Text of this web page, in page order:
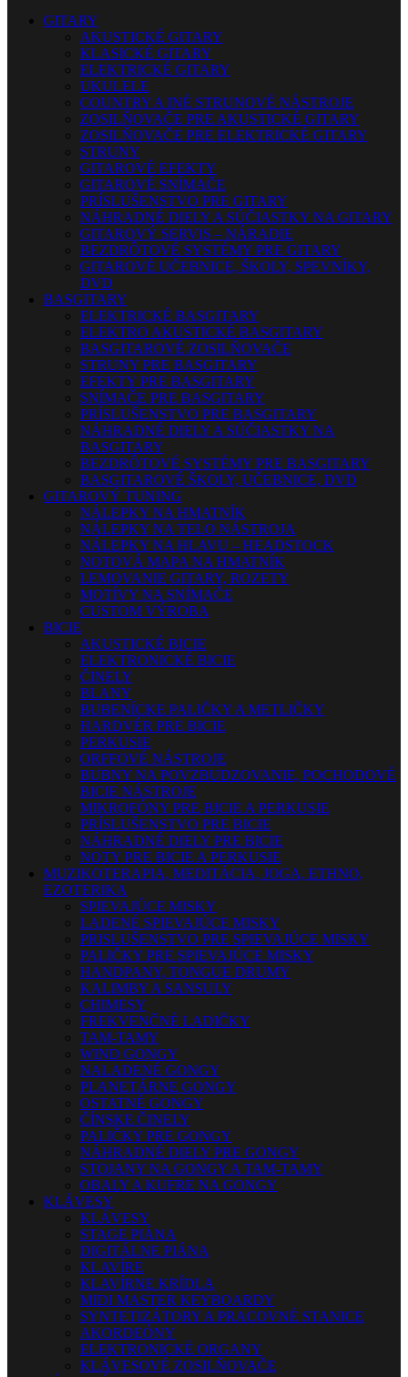
GITARY
AKUSTICKÉ GITARY
KLASICKÉ GITARY
ELEKTRICKÉ GITARY
UKULELE
COUNTRY A INÉ STRUNOVÉ NÁSTROJE
ZOSILŇOVAČE PRE AKUSTICKÉ GITARY
ZOSILŇOVAČE PRE ELEKTRICKÉ GITARY
STRUNY
GITAROVÉ EFEKTY
GITAROVÉ SNÍMAČE
PRÍSLUŠENSTVO PRE GITARY
NÁHRADNÉ DIELY A SÚČIASTKY NA GITARY
GITAROVÝ SERVIS – NÁRADIE
BEZDRÔTOVÉ SYSTÉMY PRE GITARY
GITAROVÉ UČEBNICE, ŠKOLY, SPEVNÍKY,
DVD
BASGITARY
ELEKTRICKÉ BASGITARY
ELEKTRO AKUSTICKÉ BASGITARY
BASGITAROVÉ ZOSILŇOVAČE
STRUNY PRE BASGITARY
EFEKTY PRE BASGITARY
SNÍMAČE PRE BASGITARY
PRÍSLUŠENSTVO PRE BASGITARY
NÁHRADNÉ DIELY A SÚČIASTKY NA
BASGITARY
BEZDRÔTOVÉ SYSTÉMY PRE BASGITARY
BASGITAROVÉ ŠKOLY, UČEBNICE, DVD
GITAROVÝ TUNING
NÁLEPKY NA HMATNÍK
NÁLEPKY NA TELO NÁSTROJA
NÁLEPKY NA HLAVU – HEADSTOCK
NOTOVÁ MAPA NA HMATNÍK
LEMOVANIE GITARY, ROZETY
MOTÍVY NA SNÍMAČE
CUSTOM VÝROBA
BICIE
AKUSTICKÉ BICIE
ELEKTRONICKÉ BICIE
ČINELY
BLANY
BUBENÍCKE PALIČKY A METLIČKY
HARDVÉR PRE BICIE
PERKUSIE
ORFFOVÉ NÁSTROJE
BUBNY NA POVZBUDZOVANIE, POCHODOVÉ
BICIE NÁSTROJE
MIKROFÓNY PRE BICIE A PERKUSIE
PRÍSLUŠENSTVO PRE BICIE
NÁHRADNÉ DIELY PRE BICIE
NOTY PRE BICIE A PERKUSIE
MUZIKOTERAPIA, MEDITÁCIA, JOGA, ETHNO,
EZOTERIKA
SPIEVAJÚCE MISKY
LADENÉ SPIEVAJÚCE MISKY
PRISLUŠENSTVO PRE SPIEVAJÚCE MISKY
PALIČKY PRE SPIEVAJÚCE MISKY
HANDPANY, TONGUE DRUMY
KALIMBY A SANSULY
CHIMESY
FREKVENČNÉ LADIČKY
TAM-TAMY
WIND GONGY
NALADENÉ GONGY
PLANETÁRNE GONGY
OSTATNÉ GONGY
ČÍNSKE ČINELY
PALIČKY PRE GONGY
NÁHRADNÉ DIELY PRE GONGY
STOJANY NA GONGY A TAM-TAMY
OBALY A KUFRE NA GONGY
KLÁVESY
KLÁVESY
STAGE PIÁNA
DIGITÁLNE PIÁNA
KLAVÍRE
KLAVÍRNE KRÍDLA
MIDI MASTER KEYBOARDY
SYNTETIZÁTORY A PRACOVNÉ STANICE
AKORDEÓNY
ELEKTRONICKÉ ORGANY
KLÁVESOVÉ ZOSILŇOVAČE